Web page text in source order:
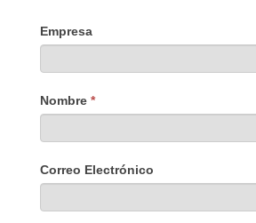
Si
eres
humano,
este
blanco.
Empresa
Nombre *
Correo Electrónico